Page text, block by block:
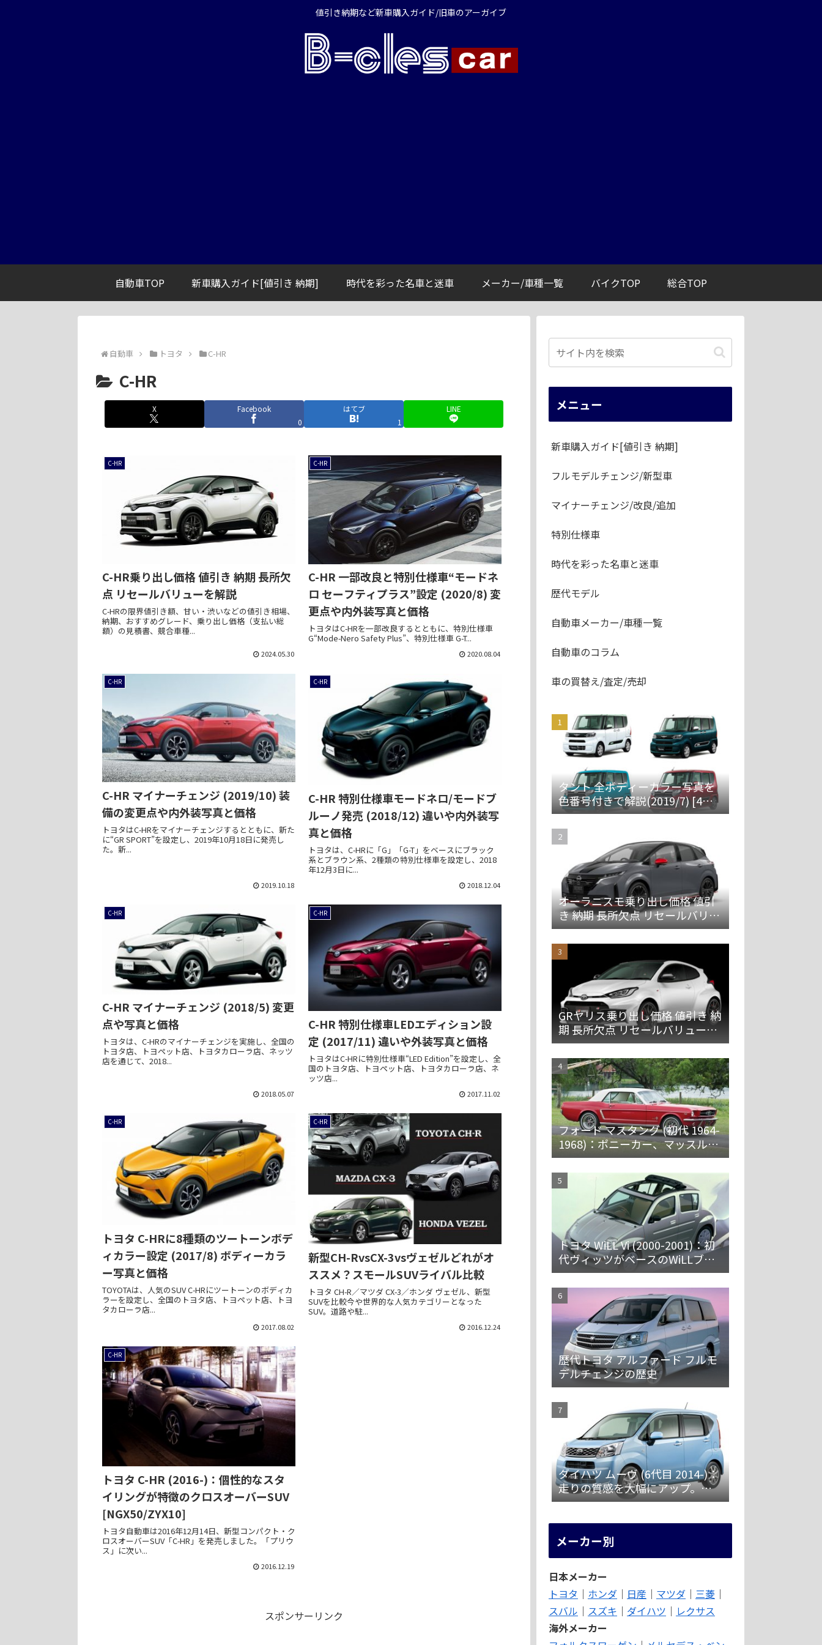
値引き納期など新車購入ガイド/旧車のアーガイブ
自動車TOP 新車購入ガイド[値引き 納期] 時代を彩った名車と迷車 メーカー/車種一覧 バイクTOP 総合TOP
自動車 トヨタ C-HR
C-HR
X
Facebook
0
はてブ
1
LINE
C-HR
C-HR乗り出し価格 値引き 納期 長所欠
点 リセールバリューを解説
C-HRの限界値引き額、甘い・渋いなどの値引き相場、
納期、おすすめグレード、乗り出し価格（支払い総
額）の見積書、競合車種...
2024.05.30
C-HR
C-HR 一部改良と特別仕様車“モードネ
ロ セーフティプラス”設定 (2020/8) 変
更点や内外装写真と価格
トヨタはC-HRを一部改良するとともに、特別仕様車
G“Mode-Nero Safety Plus”、特別仕様車 G-T...
2020.08.04
C-HR
C-HR マイナーチェンジ (2019/10) 装
備の変更点や内外装写真と価格
トヨタはC-HRをマイナーチェンジするとともに、新た
に“GR SPORT”を設定し、2019年10月18日に発売し
た。新...
2019.10.18
C-HR
C-HR 特別仕様車モードネロ/モードブ
ルーノ発売 (2018/12) 違いや内外装写
真と価格
トヨタは、C-HRに「G」「G-T」をベースにブラック
系とブラウン系、2種類の特別仕様車を設定し、2018
年12月3日に...
2018.12.04
C-HR
C-HR マイナーチェンジ (2018/5) 変更
点や写真と価格
トヨタは、C-HRのマイナーチェンジを実施し、全国の
トヨタ店、トヨペット店、トヨタカローラ店、ネッツ
店を通じて、2018...
2018.05.07
C-HR
C-HR 特別仕様車LEDエディション設
定 (2017/11) 違いや外装写真と価格
トヨタはC-HRに特別仕様車“LED Edition”を設定し、全
国のトヨタ店、トヨペット店、トヨタカローラ店、ネ
ッツ店...
2017.11.02
C-HR
トヨタ C-HRに8種類のツートーンボデ
ィカラー設定 (2017/8) ボディーカラ
ー写真と価格
TOYOTAは、人気のSUV C-HRにツートーンのボディカ
ラーを設定し、全国のトヨタ店、トヨペット店、トヨ
タカローラ店...
2017.08.02
C-HR
新型CH-RvsCX-3vsヴェゼルどれがオ
ススメ？スモールSUVライバル比較
トヨタ CH-R／マツダ CX-3／ホンダ ヴェゼル、新型
SUVを比較今や世界的な人気カテゴリーとなった
SUV。道路や駐...
2016.12.24
C-HR
トヨタ C-HR (2016-)：個性的なスタ
イリングが特徴のクロスオーバーSUV
[NGX50/ZYX10]
トヨタ自動車は2016年12月14日、新型コンパクト・ク
ロスオーバーSUV「C-HR」を発売しました。「プリウ
ス」に次い...
2016.12.19
スポンサーリンク
メニュー
新車購入ガイド[値引き 納期]
フルモデルチェンジ/新型車
マイナーチェンジ/改良/追加
特別仕様車
時代を彩った名車と迷車
歴代モデル
自動車メーカー/車種一覧
自動車のコラム
車の買替え/査定/売却
タント 全ボディーカラー写真を
色番号付きで解説(2019/7) [4代
目 LA650S/660S]
オーラニスモ乗り出し価格 値引
き 納期 長所欠点 リセールバリュ
ーを解説
GRヤリス乗り出し価格 値引き 納
期 長所欠点 リセールバリューを
解説
フォード マスタング (初代 1964-
1968)：ポニーカー、マッスルカ
ーの愛称で親しまれ大ヒット
トヨタ WiLL Vi (2000-2001)：初
代ヴィッツがベースのWiLLブラ
ンド第一弾 [NCP19]
歴代トヨタ アルファード フルモ
デルチェンジの歴史
ダイハツ ムーヴ (6代目 2014-)：
走りの質感を大幅にアップ。安
全装備を強化 [LA150/160S]
メーカー別
日本メーカー
トヨタ ｜ ホンダ ｜ 日産 ｜ マツダ ｜ 三菱 ｜
スバル ｜ スズキ ｜ ダイハツ ｜ レクサス
海外メーカー